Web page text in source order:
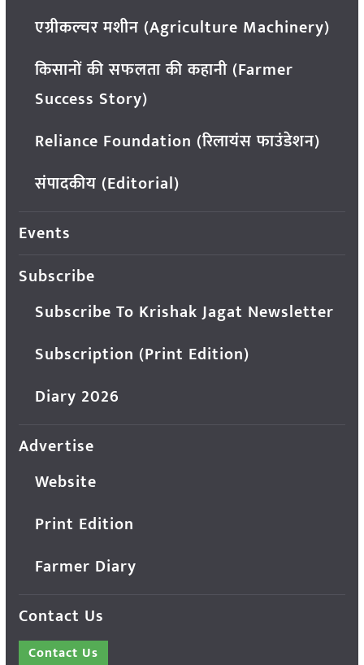
एग्रीकल्चर मशीन (Agriculture Machinery)
किसानों की सफलता की कहानी (Farmer
Success Story)
Reliance Foundation (रिलायंस फाउंडेशन)
संपादकीय (Editorial)
Events
Subscribe
Subscribe To Krishak Jagat Newsletter
Subscription (Print Edition)
Diary 2026
Advertise
Website
Print Edition
Farmer Diary
Contact Us
Contact Us